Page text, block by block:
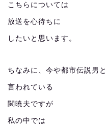
こちらについては
放送を心待ちに
したいと思います。
ちなみに、今や都市伝説男と
言われている
関暁夫ですが
私の中では